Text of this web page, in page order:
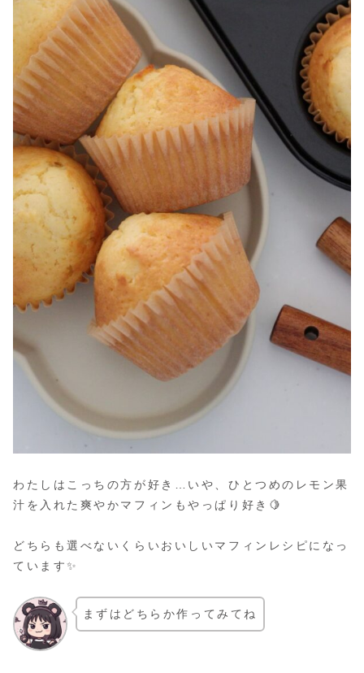
わたしはこっちの方が好き…いや、ひとつめのレモン果
汁を入れた爽やかマフィンもやっぱり好き🍋
どちらも選べないくらいおいしいマフィンレシピになっ
ています✨
まずはどちらか作ってみてね